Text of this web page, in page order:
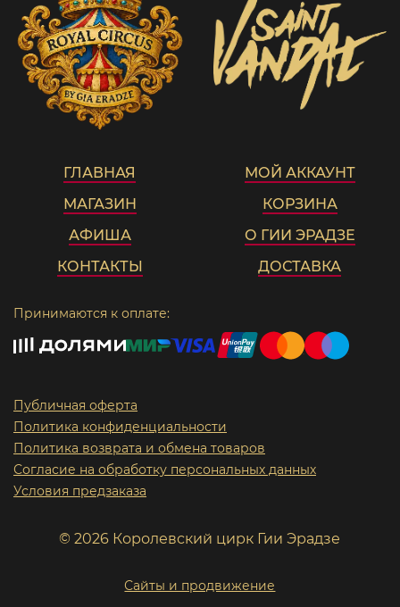
ГЛАВНАЯ
МАГАЗИН
АФИША
КОНТАКТЫ
МОЙ АККАУНТ
КОРЗИНА
О ГИИ ЭРАДЗЕ
ДОСТАВКА
Принимаются к оплате:
Публичная оферта
Политика конфиденциальности
Политика возврата и обмена товаров
Согласие на обработку персональных данных
Условия предзаказа
© 2026 Королевский цирк Гии Эрадзе
Сайты и продвижение